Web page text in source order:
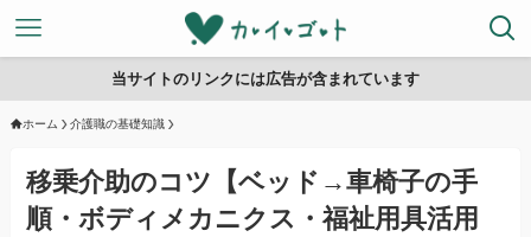
当サイトのリンクには広告が含まれています
ホーム 介護職の基礎知識
移乗介助のコツ【ベッド→車椅子の手
順・ボディメカニクス・福祉用具活用